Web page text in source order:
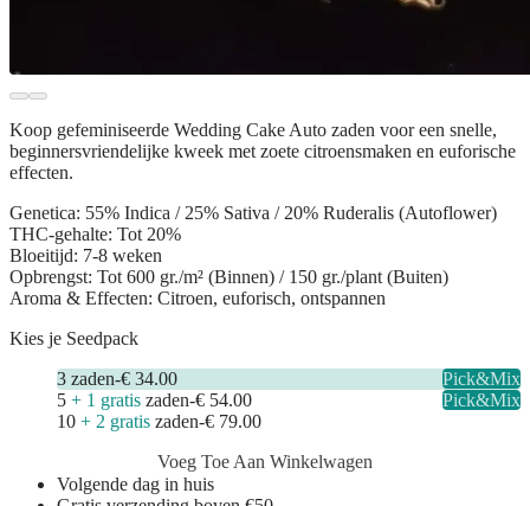
Koop gefeminiseerde Wedding Cake Auto zaden voor een snelle,
beginnersvriendelijke kweek met zoete citroensmaken en euforische
effecten.
Genetica: 55% Indica / 25% Sativa / 20% Ruderalis (Autoflower)
THC-gehalte: Tot 20%
Bloeitijd: 7-8 weken
Opbrengst: Tot 600 gr./m² (Binnen) / 150 gr./plant (Buiten)
Aroma & Effecten: Citroen, euforisch, ontspannen
Kies je Seedpack
3 zaden-€ 34.00
Pick&Mix
5 + 1 gratis zaden-€ 54.00
Pick&Mix
10 + 2 gratis zaden-€ 79.00
Voeg Toe Aan Winkelwagen
Volgende dag in huis